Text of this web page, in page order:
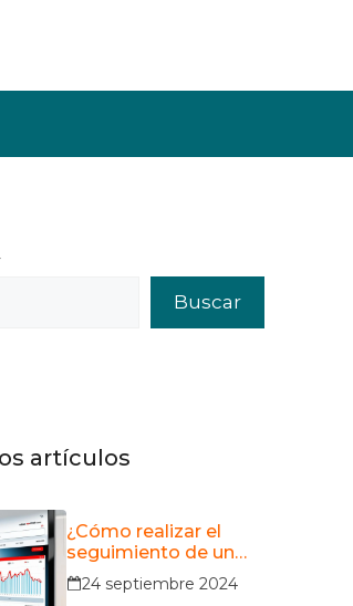
Buscar
artículos
¿Cómo realizar el
seguimiento de un
pedido en
MediaMarkt?
24 septiembre 2024